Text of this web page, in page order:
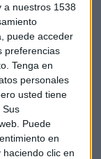
a nuestros 1538
puede acceder
preferencias
Tenga en
personales
usted tiene
Sus
Puede
en
clic en
de IPC en el
mundiales. Uno
delBrexiten
en el 6,9%.
laboral
en el